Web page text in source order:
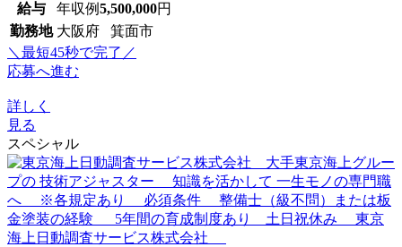
給与 年収例5,500,000円
勤務地 大阪府 箕面市
＼最短45秒で完了／
応募へ進む
詳しく
見る
スペシャル